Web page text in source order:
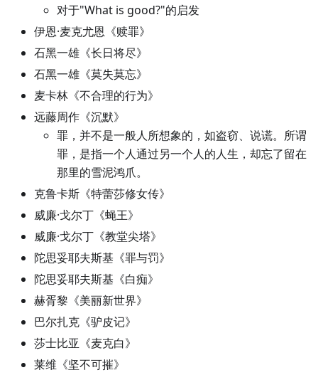
对于"What is good?"的启发
伊恩·麦克尤恩《赎罪》
石黑一雄《长日将尽》
石黑一雄《莫失莫忘》
麦卡林《不合理的行为》
远藤周作《沉默》
罪，并不是一般人所想象的，如盗窃、说谎。所谓
罪，是指一个人通过另一个人的人生，却忘了留在
那里的雪泥鸿爪。
克鲁卡斯《特蕾莎修女传》
威廉·戈尔丁《蝇王》
威廉·戈尔丁《教堂尖塔》
陀思妥耶夫斯基《罪与罚》
陀思妥耶夫斯基《白痴》
赫胥黎《美丽新世界》
巴尔扎克《驴皮记》
莎士比亚《麦克白》
莱维《坚不可摧》